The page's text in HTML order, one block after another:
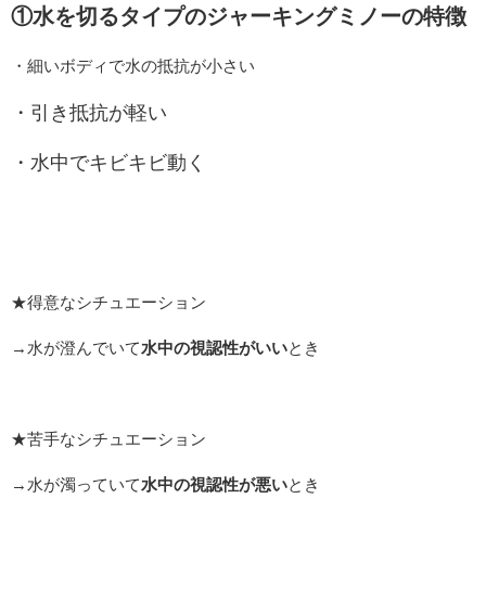
①水を切るタイプのジャーキングミノーの特徴
・細いボディで水の抵抗が小さい
・引き抵抗が軽い
・水中でキビキビ動く
★得意なシチュエーション
→水が澄んでいて水中の視認性がいいとき
★苦手なシチュエーション
→水が濁っていて水中の視認性が悪いとき